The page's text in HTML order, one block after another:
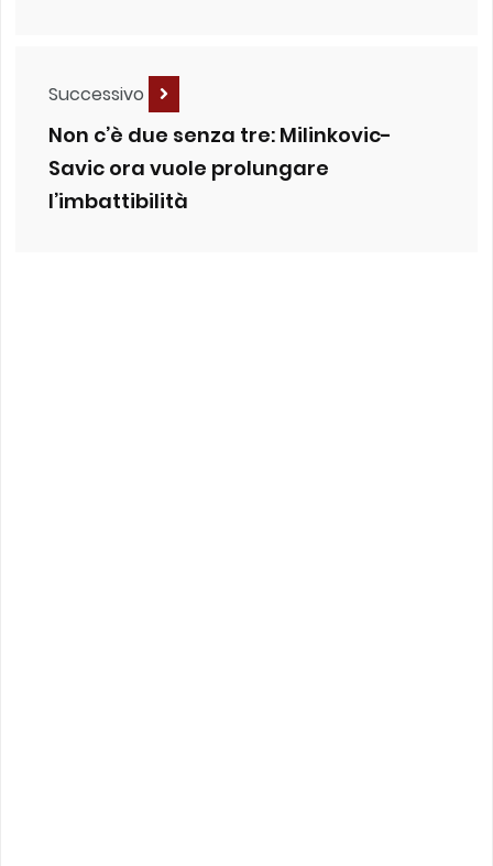
Successivo
Non c’è due senza tre: Milinkovic-
Savic ora vuole prolungare
l’imbattibilità